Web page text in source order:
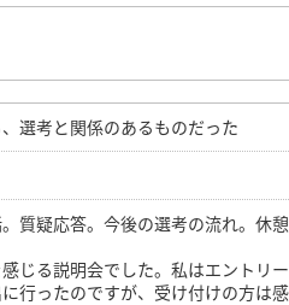
選考と関係のあるものだった
質疑応答。今後の選考の流れ。休
じる説明会でした。私はエントリ
行ったのですが、受け付けの方は感